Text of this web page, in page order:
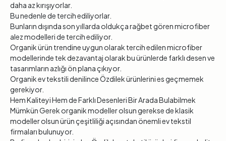
daha az kırışıyorlar.
Bu nedenle de tercih ediliyorlar.
Bunların dışında son yıllarda oldukça rağbet gören microfiber
alez modelleri de tercih ediliyor.
Organik ürün trendine uygun olarak tercih edilen microfiber
modellerinde tek dezavantaj olarak bu ürünlerde farklı desen ve
tasarımların azlığı ön plana çıkıyor.
Organik ev tekstili denilince Özdilek ürünlerini es geçmemek
gerekiyor.
Hem Kaliteyi Hem de Farklı Desenleri Bir Arada Bulabilmek
Mümkün Gerek organik modeller olsun gerekse de klasik
modeller olsun ürün çeşitliliği açısından önemli ev tekstil
firmaları bulunuyor.